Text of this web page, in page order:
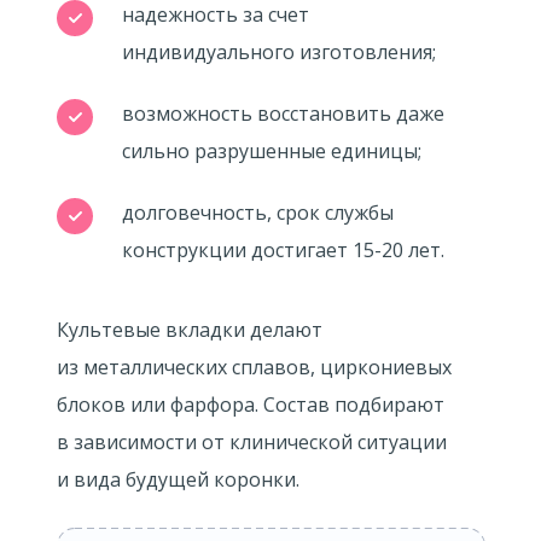
надежность за счет
индивидуального изготовления;
возможность восстановить даже
сильно разрушенные единицы;
долговечность, срок службы
конструкции достигает 15-20 лет.
Культевые вкладки делают
из металлических сплавов, циркониевых
блоков или фарфора. Состав подбирают
в зависимости от клинической ситуации
и вида будущей коронки.